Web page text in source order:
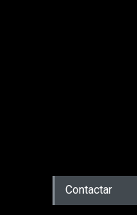
Contactar